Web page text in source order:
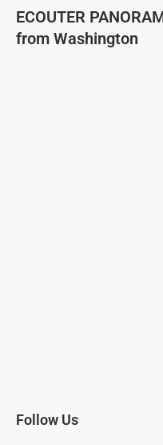
ECOUTER
from Washington
Follow Us